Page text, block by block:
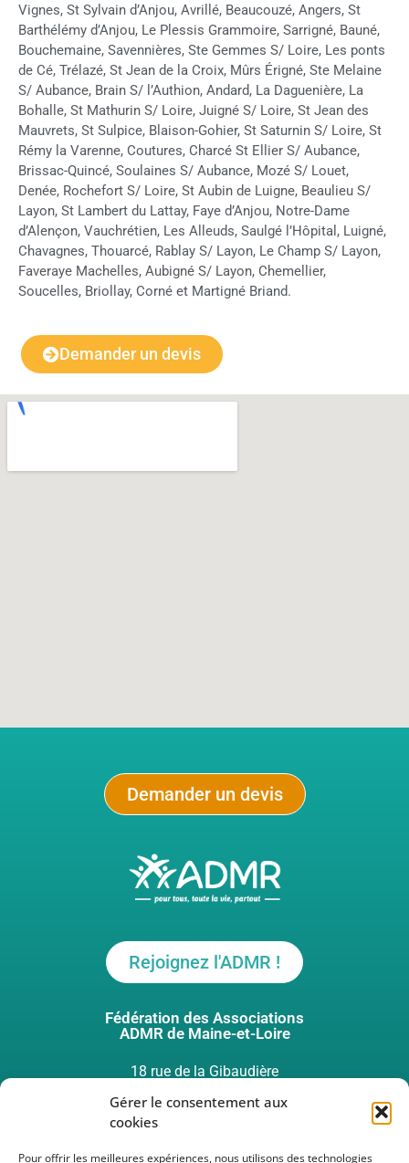
Gérer le consentement aux
cookies
Pour offrir les meilleures expériences, nous utilisons des technologies
Vignes, St Sylvain d’Anjou, Avrillé, Beaucouzé, Angers, St
Barthélémy d’Anjou, Le Plessis Grammoire, Sarrigné, Bauné,
Bouchemaine, Savennières, Ste Gemmes S/ Loire, Les ponts
de Cé, Trélazé, St Jean de la Croix, Mûrs Érigné, Ste Melaine
S/ Aubance, Brain S/ l’Authion, Andard, La Daguenière, La
Bohalle, St Mathurin S/ Loire, Juigné S/ Loire, St Jean des
Mauvrets, St Sulpice, Blaison-Gohier, St Saturnin S/ Loire, St
Rémy la Varenne, Coutures, Charcé St Ellier S/ Aubance,
Brissac-Quincé, Soulaines S/ Aubance, Mozé S/ Louet,
Denée, Rochefort S/ Loire, St Aubin de Luigne, Beaulieu S/
Layon, St Lambert du Lattay, Faye d’Anjou, Notre-Dame
d’Alençon, Vauchrétien, Les Alleuds, Saulgé l’Hôpital, Luigné,
Chavagnes, Thouarcé, Rablay S/ Layon, Le Champ S/ Layon,
Faveraye Machelles, Aubigné S/ Layon, Chemellier,
Soucelles, Briollay, Corné et Martigné Briand.
Demander un devis
Demander un devis
Rejoignez l'ADMR !
Fédération des Associations
ADMR de Maine-et-Loire
18 rue de la Gibaudière
49124 ST BARTHELEMY D’ANJOU